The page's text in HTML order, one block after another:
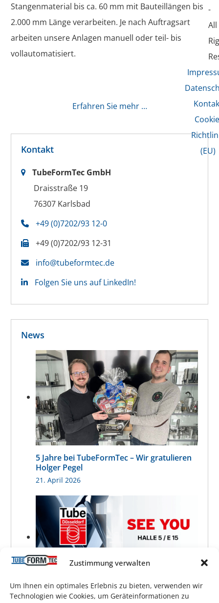
Zustimmung verwalten
Um Ihnen ein optimales Erlebnis zu bieten, verwenden wir
Technologien wie Cookies, um Geräteinformationen zu
Stangenmaterial bis ca. 60 mm mit Bauteillängen bis
2.000 mm Länge verarbeiten. Je nach Auftragsart
arbeiten unsere Anlagen manuell oder teil- bis
vollautomatisiert.
Erfahren Sie mehr …
Kontakt
TubeFormTec GmbH
Draisstraße 19
76307 Karlsbad
+49 (0)7202/93 12-0
+49 (0)7202/93 12-31
info@tubeformtec.de
Folgen Sie uns auf LinkedIn!
News
5 Jahre bei TubeFormTec – Wir gratulieren
Holger Pegel
21. April 2026
Treffen Sie uns auf der Tube 2026 in
-
All
(EU)